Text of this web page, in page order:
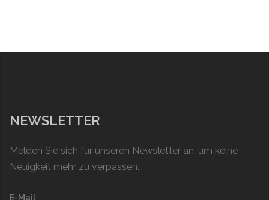
NEWSLETTER
Melden Sie sich für unseren Newsletter an, um keine
Neuigkeit mehr zu verpassen.
E-Mail